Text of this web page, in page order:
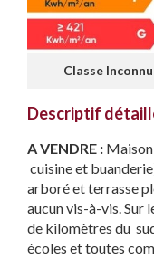
Classe
Descriptif
A VENDRE :
cuisine et
arboré et terrasse
aucun vis-à-vis.Sur
de kilomètres du
écoles et toutes